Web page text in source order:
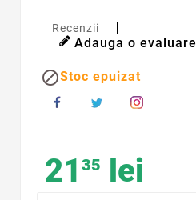
Recenzii
Adauga o evaluare
Stoc epuizat
21 35 lei